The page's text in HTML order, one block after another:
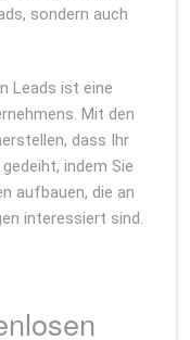
sondern auch
Leads ist eine
Mit den
dass Ihr
indem Sie
aufbauen, die an
interessiert sind.